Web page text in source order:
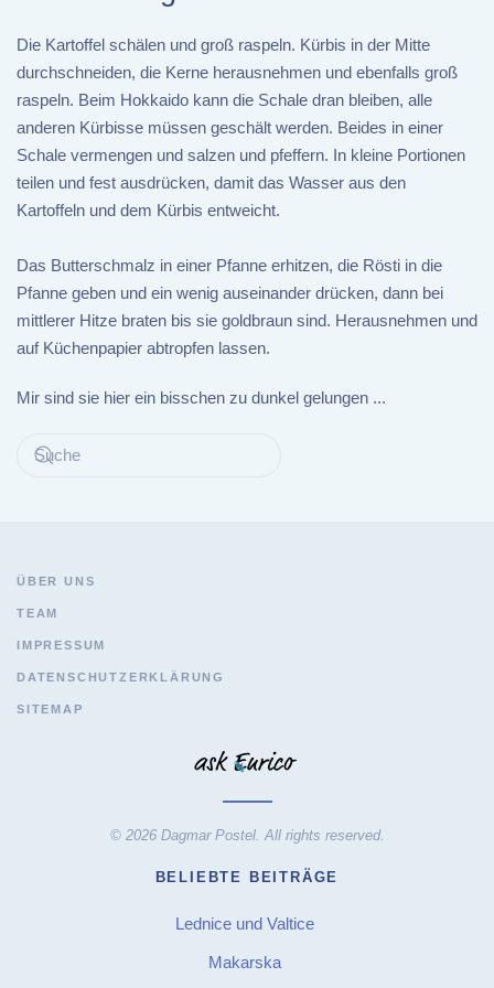
Die Kartoffel schälen und groß raspeln. Kürbis in der Mitte
durchschneiden, die Kerne herausnehmen und ebenfalls groß
raspeln. Beim Hokkaido kann die Schale dran bleiben, alle
anderen Kürbisse müssen geschält werden. Beides in einer
Schale vermengen und salzen und pfeffern. In kleine Portionen
teilen und fest ausdrücken, damit das Wasser aus den
Kartoffeln und dem Kürbis entweicht.
Das Butterschmalz in einer Pfanne erhitzen, die Rösti in die
Pfanne geben und ein wenig auseinander drücken, dann bei
mittlerer Hitze braten bis sie goldbraun sind. Herausnehmen und
auf Küchenpapier abtropfen lassen.
Mir sind sie hier ein bisschen zu dunkel gelungen ...
ÜBER UNS
TEAM
IMPRESSUM
DATENSCHUTZERKLÄRUNG
SITEMAP
© 2026 Dagmar Postel. All rights reserved.
BELIEBTE BEITRÄGE
Lednice und Valtice
Makarska